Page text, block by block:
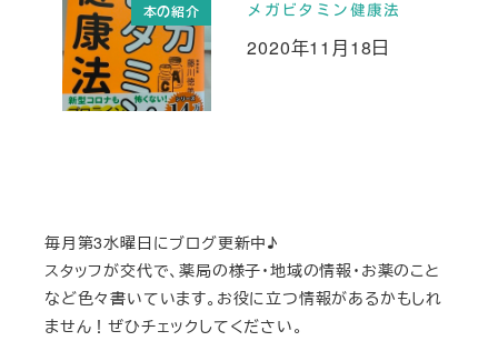
本の紹介 メガビタミン健康法
投稿日
2020年11月18日
毎月第3水曜日にブログ更新中♪
スタッフが交代で、薬局の様子・地域の情報・お薬のこと
など色々書いています。お役に立つ情報があるかもしれ
ません！ぜひチェックしてください。